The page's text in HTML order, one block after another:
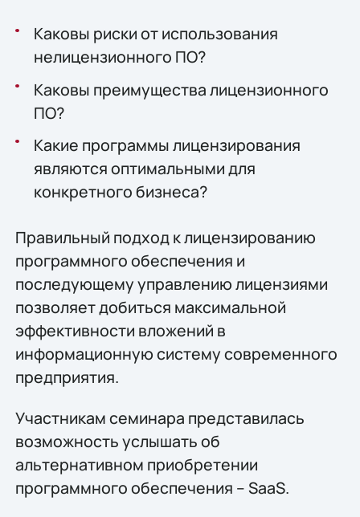
Каковы риски от использования
нелицензионного ПО?
Каковы преимущества лицензионного
ПО?
Какие программы лицензирования
являются оптимальными для
конкретного бизнеса?
Правильный подход к лицензированию
программного обеспечения и
последующему управлению лицензиями
позволяет добиться максимальной
эффективности вложений в
информационную систему современного
предприятия.
Участникам семинара представилась
возможность услышать об
альтернативном приобретении
программного обеспечения – SaaS.